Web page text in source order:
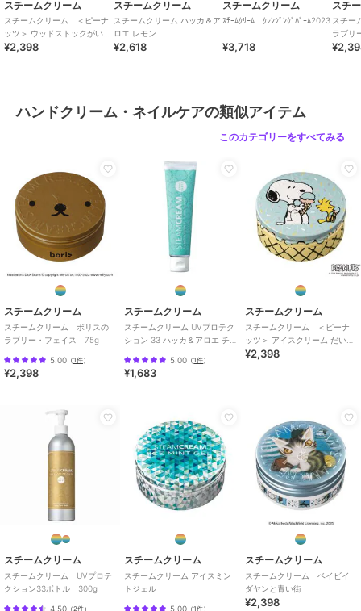
スチームクリーム
スチームクリーム ＜ピーナ
ッツ＞ ウッドストックがいっ
ぱい
¥2,398
スチームクリーム
スチームクリーム ハッカ＆ア
ロエ レモン
¥2,618
スチームクリーム
ｽﾁｰﾑｸﾘｰﾑ ｸﾚﾝｼﾞﾝｸﾞﾊﾞｰﾑ2023
¥3,718
スチ
スチー
ラブリ
ハンドクリーム・ネイルケアの類似アイテム
このカテゴリーをすべてみる
スチームクリーム
スチームクリーム ボリスの
ラブリー・フェイス 75g
5.00 （1件）
¥2,398
スチームクリーム
スチームクリーム UVプロテク
ション 33 ハッカ＆アロエ チ
5.00 （1件）
¥1,683
スチームクリーム
スチームクリーム ＜ピーナ
ッツ＞ アイスクリーム だいす
き
¥2,398
スチームクリーム
スチームクリーム UVプロテ
クション33ボトル 300g
4.50 （2件）
スチームクリーム
スチームクリーム アイスミン
トジェル
5.00 （1件）
スチームクリーム
スチームクリーム ベイビイ
ダヤンと青い街
¥2,398